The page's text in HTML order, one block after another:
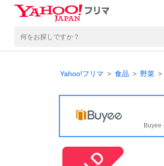
Yahoo!フリマ 食品 野菜
Buyee